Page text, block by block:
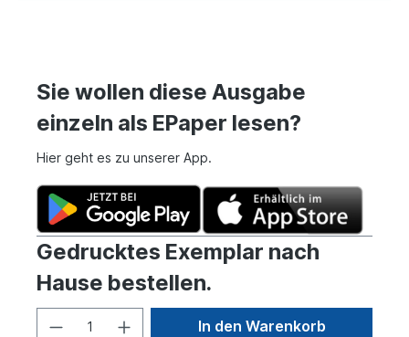
Sie wollen diese Ausgabe
einzeln als EPaper lesen?
Hier geht es zu unserer App.
Gedrucktes Exemplar nach
Hause bestellen.
In den Warenkorb